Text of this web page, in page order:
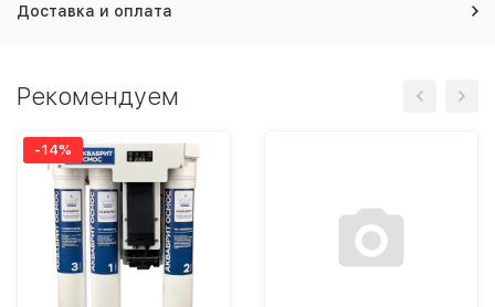
Доставка и оплата
Рекомендуем
-14%